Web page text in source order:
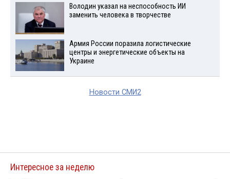
Володин указал на неспособность ИИ
заменить человека в творчестве
Армия России поразила логистические
центры и энергетические объекты на
Украине
Новости СМИ2
Интересное за неделю